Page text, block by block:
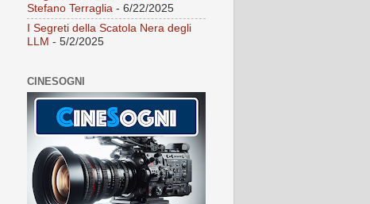
Stefano Terraglia - 6/22/2025
I Segreti della Scatola Nera degli
LLM - 5/2/2025
CINESOGNI